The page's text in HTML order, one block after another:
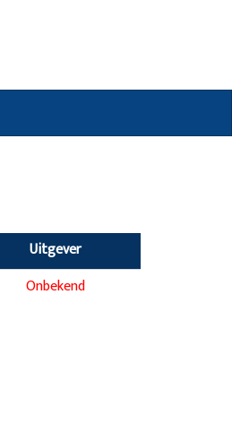
Uitgever
Onbekend